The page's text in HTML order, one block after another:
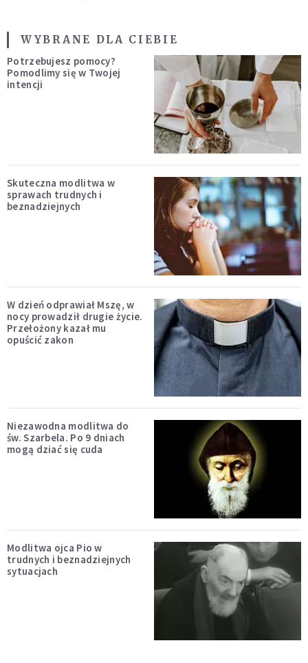
WYBRANE DLA CIEBIE
Potrzebujesz pomocy?
Pomodlimy się w Twojej
intencji
Skuteczna modlitwa w
sprawach trudnych i
beznadziejnych
W dzień odprawiał Mszę, w
nocy prowadził drugie życie.
Przełożony kazał mu
opuścić zakon
Niezawodna modlitwa do
św. Szarbela. Po 9 dniach
mogą dziać się cuda
Modlitwa ojca Pio w
trudnych i beznadziejnych
sytuacjach